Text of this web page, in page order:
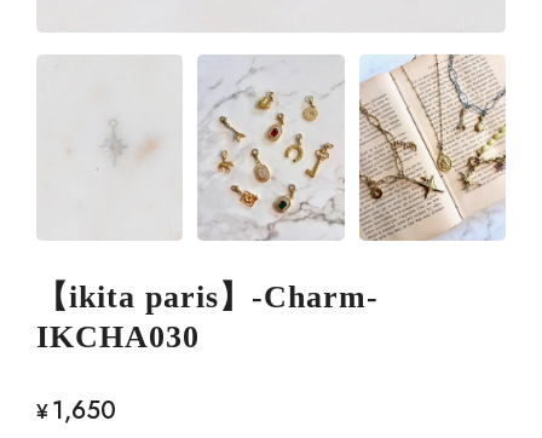
【ikita paris】-Charm-
IKCHA030
¥1,650